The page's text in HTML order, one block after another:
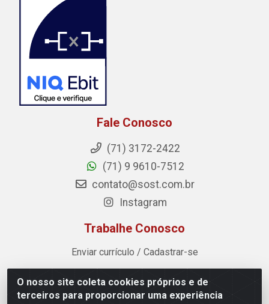
O nosso site coleta cookies próprios e de
terceiros para proporcionar uma experiência
Fale Conosco
(71) 3172-2422
(71) 9 9610-7512
contato@sost.com.br
Instagram
Trabalhe Conosco
Enviar currículo / Cadastrar-se
Sost Distribuidora - Rua Cândido Rissut, 254 - Recreio